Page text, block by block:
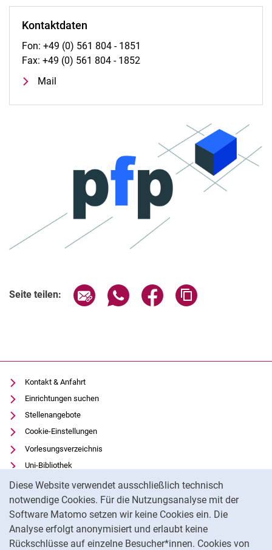
Diese Website verwendet ausschließlich technisch
notwendige Cookies. Für die Nutzungsanalyse mit der
Software Matomo setzen wir keine Cookies ein. Die
Analyse erfolgt anonymisiert und erlaubt keine
Rückschlüsse auf einzelne Besucher*innen. Cookies von
Kontaktdaten
Fon: +49 (0) 561 804 - 1851
Fax: +49 (0) 561 804 - 1852
Mail
Seite teilen: Seite über E-Mail teilen
Seite über WhatsApp teilen
Seite über Facebook
Kontakt & Anfahrt
Einrichtungen suchen
Stellenangebote
Cookie-Einstellungen
Vorlesungsverzeichnis
Uni-Bibliothek
Moodle
Panopto
Datenschutz
Barrierefreiheit